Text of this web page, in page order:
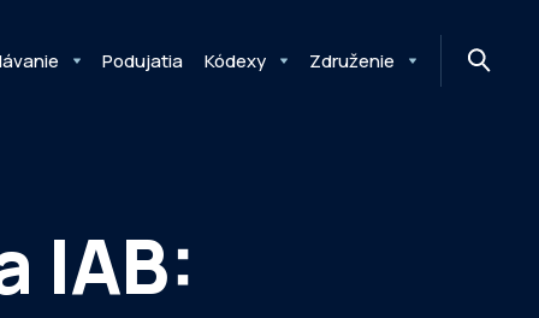
Podujatia Kódexy Združenie
MONITOR DIMAQ NEWSLETTER
IAB: